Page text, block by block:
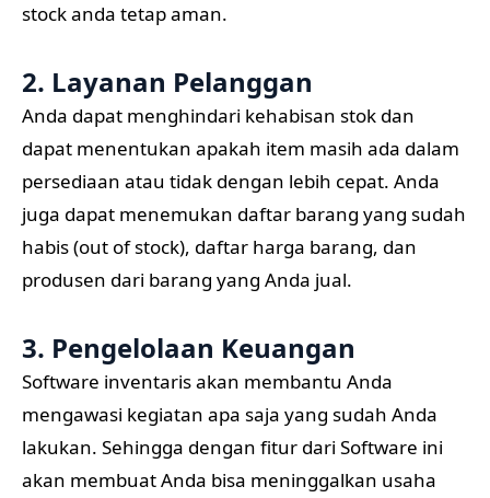
stock anda tetap aman.
2. Layanan Pelanggan
Anda dapat menghindari kehabisan stok dan
dapat menentukan apakah item masih ada dalam
persediaan atau tidak dengan lebih cepat. Anda
juga dapat menemukan daftar barang yang sudah
habis (out of stock), daftar harga barang, dan
produsen dari barang yang Anda jual.
3. Pengelolaan Keuangan
Software inventaris akan membantu Anda
mengawasi kegiatan apa saja yang sudah Anda
lakukan. Sehingga dengan fitur dari Software ini
akan membuat Anda bisa meninggalkan usaha